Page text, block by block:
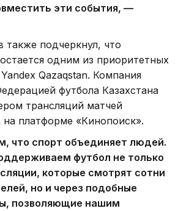
эти события, —
подчеркнул, что
одним из приоритетных
Qazaqstan. Компания
футбола Казахстана
трансляций матчей
платформе «Кинопоиск».
что спорт объединяет людей.
футбол не только
которые смотрят сотни
но и через подобные
позволяющие нашим